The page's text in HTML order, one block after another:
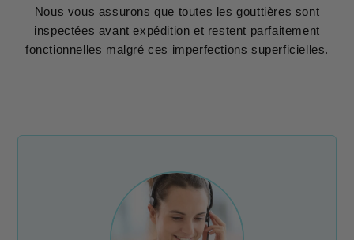
Nous vous assurons que toutes les gouttières sont
inspectées avant expédition et restent parfaitement
fonctionnelles malgré ces imperfections superficielles.